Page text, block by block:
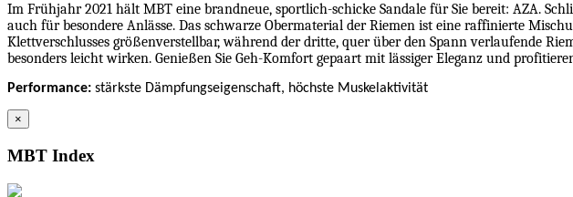
Im Frühjahr 2021 hält MBT eine brandneue, sportlich-schicke Sandale für Sie bereit: AZA.
auch für besondere Anlässe. Das schwarze Obermaterial der Riemen ist eine raffinierte
Klettverschlusses größenverstellbar, während der dritte, quer über den Spann verlaufende
besonders leicht wirken. Genießen Sie Geh-Komfort gepaart mit lässiger Eleganz und
Performance: stärkste Dämpfungseigenschaft, höchste Muskelaktivität
×
MBT Index